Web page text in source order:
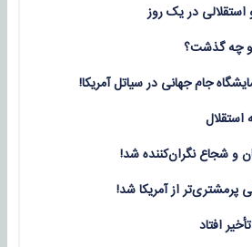
چه گذشت؟
جام جهانی در سیاتل آمریکا!
و شجاع نگران‌کننده شد!
پرمشتری‌تر از آمریکا شد!
افتاد